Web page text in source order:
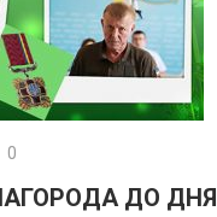
0
ДО ДНЯ